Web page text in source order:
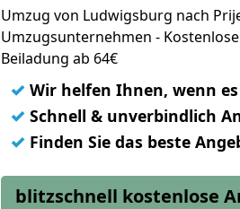
Umzug von Ludwigsburg nach
Umzugsunternehmen -
Beiladung ab 64€
✓ Wir helfen Ihnen, wenn
✓ Schnell & unverbindlich
✓ Finden Sie das beste
blitzschnell kostenlose